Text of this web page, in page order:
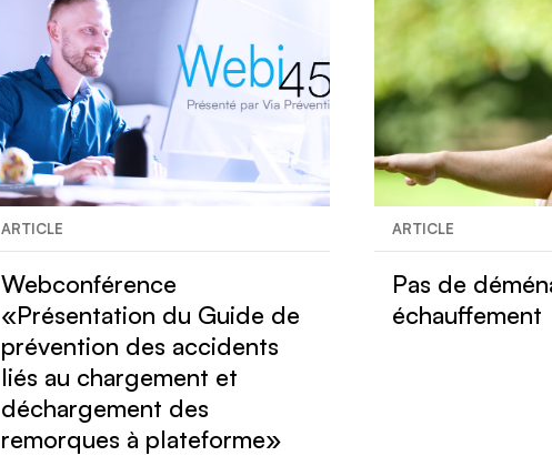
ARTICLE
Webconférence
«Présentation du Guide de
prévention des accidents
liés au chargement et
déchargement des
remorques à plateforme»
ARTICLE
Pas de
échauffement